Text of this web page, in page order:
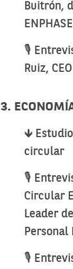
Buitrón,
🎙️
Ruiz,
3.
🡻
circular
🎙️
Circular
Leader
Personal
🎙️